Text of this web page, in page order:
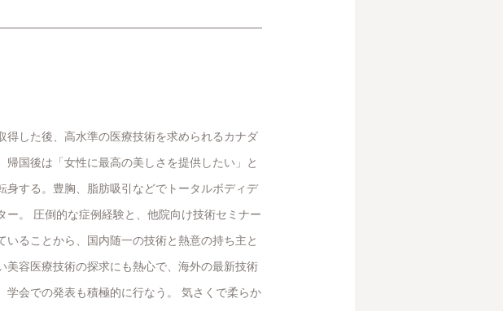
得した後、高水準の医療技術を求められるカナダ
帰国後は「女性に最高の美しさを提供したい」と
身する。豊胸、脂肪吸引などでトータルボディデ
ー。 圧倒的な症例経験と、他院向け技術セミナー
いることから、国内随一の技術と熱意の持ち主と
美容医療技術の探求にも熱心で、海外の最新技術
学会での発表も積極的に行なう。 気さくで柔らか